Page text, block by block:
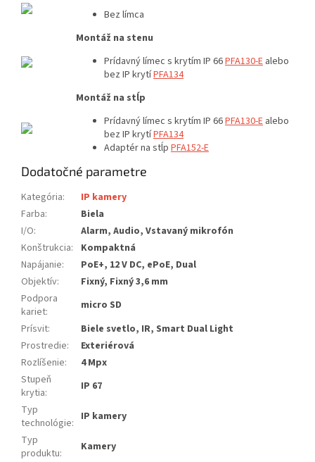
Bez límca
Montáž na stenu
Prídavný límec s krytím IP 66PFA130-E alebo
bez IP krytíPFA134
Montáž na stĺp
Prídavný límec s krytím IP 66PFA130-E alebo
bez IP krytíPFA134
Adaptér na stĺp PFA152-E
Dodatočné parametre
Kategória:
IP kamery
Farba:
Biela
I/O:
Alarm, Audio, Vstavaný mikrofón
Konštrukcia:
Kompaktná
Napájanie:
PoE+, 12 V DC, ePoE, Dual
Objektív:
Fixný, Fixný 3,6 mm
Podpora
kariet:
micro SD
Prísvit:
Biele svetlo, IR, Smart Dual Light
Prostredie:
Exteriérová
Rozlíšenie:
4 Mpx
Stupeň
krytia:
IP 67
Typ
technológie: IP kamery
Typ
produktu:
Kamery